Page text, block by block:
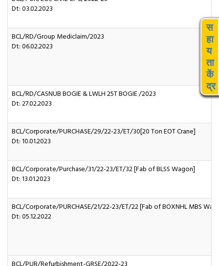
स
हा
य
ता
कें
द्र
Dt: 03.02.2023
BCL/RD/Group Mediclaim/2023
Dt: 06.02.2023
BCL/RD/CASNUB BOGIE & LWLH 25T BOGIE /2023
Dt: 27.02.2023
BCL/Corporate/PURCHASE/29/22-23/ET/30[20 Ton EOT Crane]
Dt: 10.01.2023
BCL/Corporate/Purchase/31/22-23/ET/32 [Fab of BLSS Wagon]
Dt: 13.01.2023
BCL/Corporate/PURCHASE/21/22-23/ET/22 [Fab of BOXNHL MBS
Dt: 05.12.2022